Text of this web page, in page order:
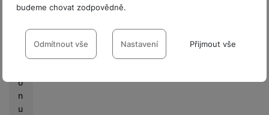
budeme chovat zodpovědně.
Nastavení souhlasů s kategoriemi
cookies
VŽDY AKTIVNÍ
Technické cookies umožňují váš průchod nákupním košíkem,
Odmítnout vše Nastavení Přijmout vše
o
n
u
Hodnocení
Pro vkládání recenzí je nutné se přihlásit.
Recenze